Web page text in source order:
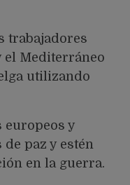
trabajadores
el Mediterráneo
utilizando
europeos y
paz y estén
en la guerra.